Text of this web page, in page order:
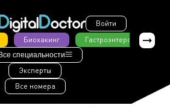
Войти
Биохакинг Гастроэнтерология
Все специальности
Эксперты
Все номера